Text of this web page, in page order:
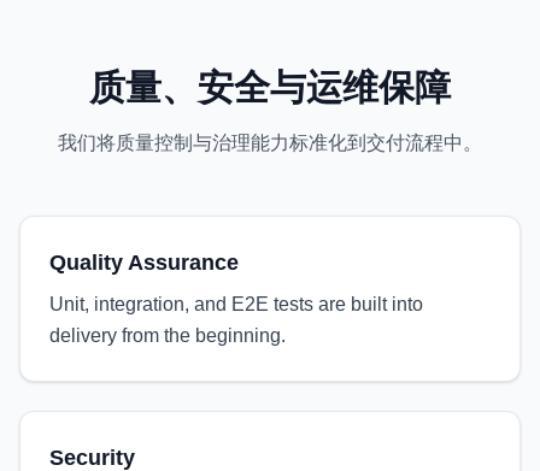
质量、安全与运维保障
我们将质量控制与治理能力标准化到交付流程中。
Quality Assurance
Unit, integration, and E2E tests are built into
delivery from the beginning.
Security